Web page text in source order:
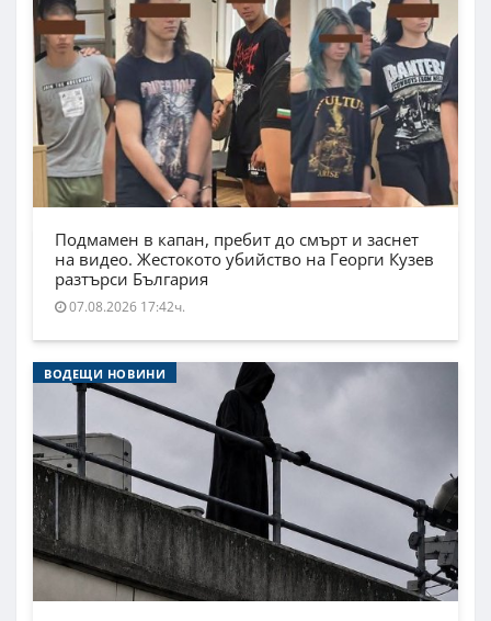
Подмамен в капан, пребит до смърт и заснет
на видео. Жестокото убийство на Георги Кузев
разтърси България
07.08.2026 17:42ч.
ВОДЕЩИ НОВИНИ